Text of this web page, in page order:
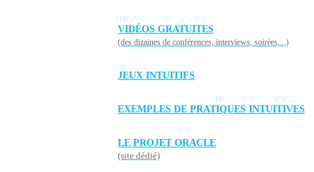
VIDÉOS GRATUITES
(des dizaines de conférences, interviews, soirées,...)
JEUX INTUITIFS
EXEMPLES DE PRATIQUES INTUITIVES
LE PROJET ORACLE
(site dédié)